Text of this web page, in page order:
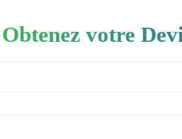
Obtenez votre